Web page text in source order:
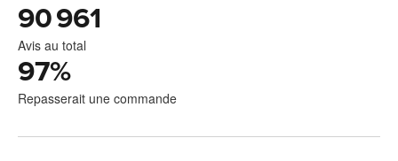
90 961
Avis au total
97%
Repasserait une commande